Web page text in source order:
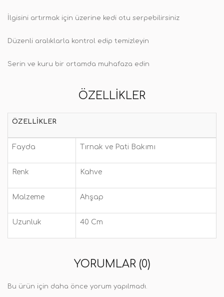
İlgisini artırmak için üzerine kedi otu serpebilirsiniz
Düzenli aralıklarla kontrol edip temizleyin
Serin ve kuru bir ortamda muhafaza edin
ÖZELLIKLER
ÖZELLIKLER
Fayda Tırnak ve Pati Bakımı
Renk Kahve
Malzeme Ahşap
Uzunluk 40 Cm
YORUMLAR (0)
Bu ürün için daha önce yorum yapılmadı.